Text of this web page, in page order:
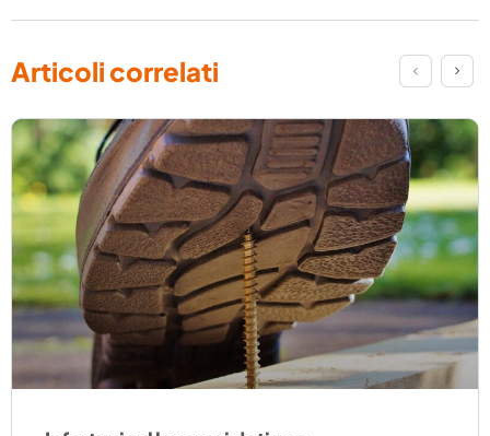
Articoli correlati